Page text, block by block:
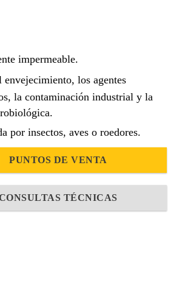
impermeable.
envejecimiento, los agentes
la contaminación industrial y la
por insectos, aves o roedores.
PUNTOS DE VENTA
TÉCNICAS